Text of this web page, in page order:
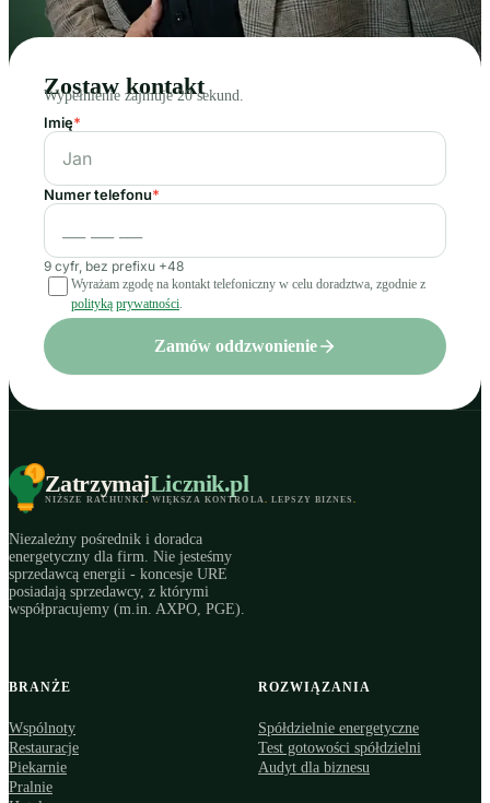
Zostaw kontakt
Wypełnienie zajmuje 20 sekund.
Imię*
Numer telefonu*
9 cyfr, bez prefixu +48
Wyrażam zgodę na kontakt telefoniczny w celu doradztwa, zgodnie z
polityką prywatności.
Zamów oddzwonienie
ZatrzymajLicznik.pl
NIŻSZE RACHUNKI. WIĘKSZA KONTROLA. LEPSZY BIZNES .
Niezależny pośrednik i doradca
energetyczny dla firm. Nie jesteśmy
sprzedawcą energii - koncesje URE
posiadają sprzedawcy, z którymi
współpracujemy (m.in. AXPO, PGE).
BRANŻE
Wspólnoty
Restauracje
Piekarnie
Pralnie
ROZWIĄZANIA
Spółdzielnie energetyczne
Test gotowości spółdzielni
Audyt dla biznesu